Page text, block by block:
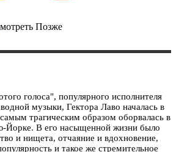
Позже
голоса", популярного исполнителя
музыки, Гектора Лаво началась в
трагическим образом оборвалась в
В его насыщенной жизни было
и нищета, отчаяние и вдохновение,
и такое же стремительное